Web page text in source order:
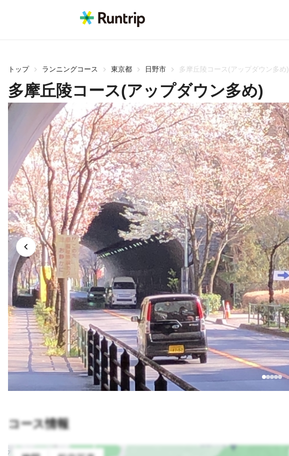
トップ ランニングコース 東京都 日野市 多摩丘陵コース(アップダウン多め)
多摩丘陵コース(アップダウン多め)
コース情報